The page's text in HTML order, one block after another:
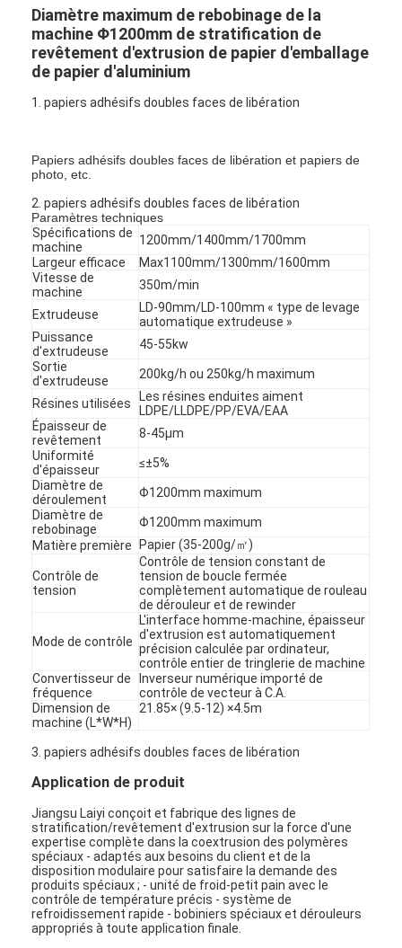
Diamètre maximum de rebobinage de la
machine Φ1200mm de stratification de
revêtement d'extrusion de papier d'emballage
de papier d'aluminium
1. papiers adhésifs doubles faces de libération
Papiers adhésifs doubles faces de libération et papiers de
photo, etc.
2. papiers adhésifs doubles faces de libération
Paramètres techniques
Spécifications de
machine
1200mm/1400mm/1700mm
Largeur efficace
Max1100mm/1300mm/1600mm
Vitesse de
machine
350m/min
Extrudeuse
LD-90mm/LD-100mm « type de levage
automatique extrudeuse »
Puissance
d'extrudeuse
45-55kw
Sortie
d'extrudeuse
200kg/h ou 250kg/h maximum
Résines utilisées
Les résines enduites aiment
LDPE/LLDPE/PP/EVA/EAA
Épaisseur de
revêtement
8-45μm
Uniformité
d'épaisseur
≤±5%
Diamètre de
déroulement
Φ1200mm maximum
Diamètre de
rebobinage
Φ1200mm maximum
Matière première
Papier (35-200g/㎡)
Contrôle de
tension
Contrôle de tension constant de
tension de boucle fermée
complètement automatique de rouleau
de dérouleur et de rewinder
Mode de contrôle
L'interface homme-machine, épaisseur
d'extrusion est automatiquement
précision calculée par ordinateur,
contrôle entier de tringlerie de machine
Convertisseur de
fréquence
Inverseur numérique importé de
contrôle de vecteur à C.A.
Dimension de
machine (L*W*H)
21.85× (9.5-12) ×4.5m
3. papiers adhésifs doubles faces de libération
Application de produit
Jiangsu Laiyi conçoit et fabrique des lignes de
stratification/revêtement d'extrusion sur la force d'une
expertise complète dans la coextrusion des polymères
spéciaux - adaptés aux besoins du client et de la
disposition modulaire pour satisfaire la demande des
produits spéciaux ; - unité de froid-petit pain avec le
contrôle de température précis - système de
refroidissement rapide - bobiniers spéciaux et dérouleurs
appropriés à toute application finale.